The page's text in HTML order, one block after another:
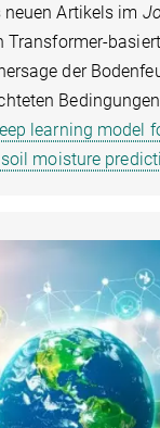
Artikels im
Transformer-
der
learning model
moisture